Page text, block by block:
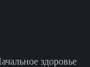
здоровье